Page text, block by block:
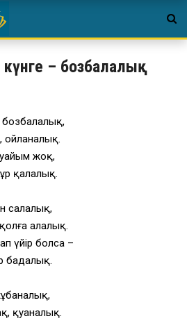
күнге – бозбалалық
бозбалалық,
ойланалық.
жоқ,
қалалық.
салалық,
алалық.
үйір болса –
бадалық.
қуаналық.